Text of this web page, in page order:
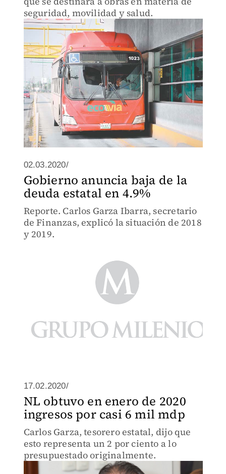
seguridad, movilidad y salud.
02.03.2020/
Gobierno anuncia baja de la
deuda estatal en 4.9%
Reporte. Carlos Garza Ibarra, secretario
de Finanzas, explicó la situación de 2018
y 2019.
17.02.2020/
NL obtuvo en enero de 2020
ingresos por casi 6 mil mdp
Carlos Garza, tesorero estatal, dijo que
esto representa un 2 por ciento a lo
presupuestado originalmente.